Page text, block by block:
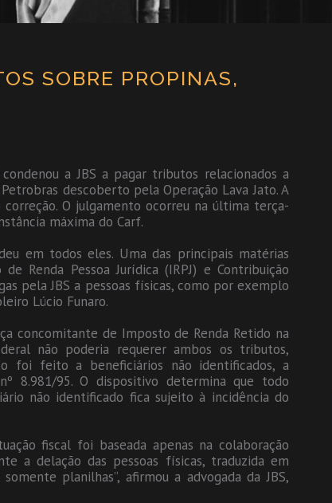
SOBRE PROPINAS,
a JBS a pagar tributos relacionados a
descoberto pela Operação Lava Jato. A
O julgamento ocorreu na última terça-
máxima do Carf.
em todos eles. Uma das principais matérias
Renda Pessoa Jurídica (IRPJ) e Contribuição
pela JBS a pessoas físicas, como por exemplo
Lúcio Funaro.
concomitante de Imposto de Renda Retido na
não poderia requerer ambos os tributos,
foi feito a beneficiários não identificados, a
8.981/95. O dispositivo determina que todo
não identificado fica sujeito à incidência do
fiscal foi baseada apenas na colaboração
a delação das pessoas físicas, traduzida em
planilhas”, afirmou a advogada da JBS,